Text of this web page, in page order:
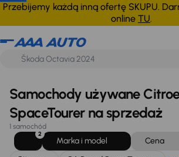
Przebijemy każdą inną ofertę SKUPU.
online TU.
Citroen C4 Grand SpaceTourer
Samochody używane
SpaceTourer na sprzedaż
1 samochód
2
Marka i model Cena